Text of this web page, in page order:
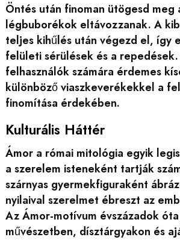
Öntés után finoman ütögesd meg
légbuborékok eltávozzanak. A
teljes kihűlés után végezd el, így
felületi sérülések és a
felhasználók számára érdemes
különböző viaszkeverékekkel a
finomítása érdekében.
Kulturális Háttér
Ámor a római mitológia egyik
a szerelem isteneként tartják
szárnyas gyermekfiguraként
nyilaival szerelmet ébreszt az
Az Ámor-motívum évszázadok
művészetben, dísztárgyakon és